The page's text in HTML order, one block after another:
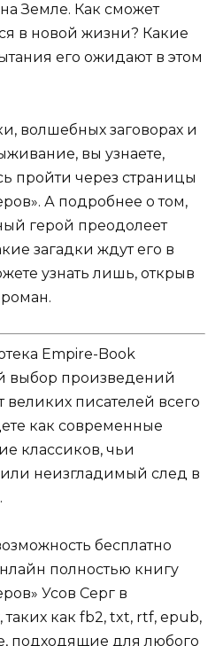
Земле. Как сможет
в новой жизни? Какие
его ожидают в этом
волшебных заговорах и
вы узнаете,
пройти через страницы
А подробнее о том,
герой преодолеет
загадки ждут его в
узнать лишь, открыв
Empire-Book
выбор произведений
великих писателей всего
как современные
классиков, чьи
неизгладимый след в
бесплатно
полностью книгу
Усов Серг в
как fb2, txt, rtf, epub,
подходящие для любого